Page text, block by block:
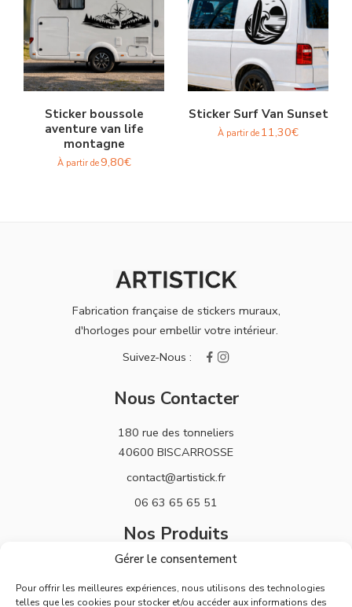
Gérer le consentement
Pour offrir les meilleures expériences, nous utilisons des technologies
telles que les cookies pour stocker et/ou accéder aux informations des
Sticker boussole
aventure van life
montagne
À partir de9,80€
Sticker Surf Van Sunset
À partir de 11,30€
Fabrication française de stickers muraux,
d'horloges pour embellir votre intérieur.
Nous Contacter
180 rue des tonneliers
40600 BISCARROSSE
contact@artistick.fr
06 63 65 65 51
Nos Produits
Stickers
Horloges